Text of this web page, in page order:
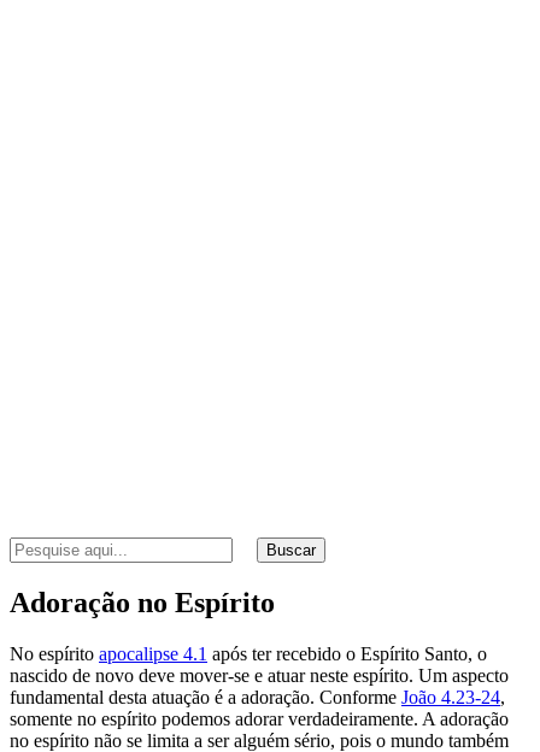
Buscar
Adoração no Espírito
No espírito apocalipse 4.1 após ter recebido o Espírito Santo, o
nascido de novo deve mover-se e atuar neste espírito. Um aspecto
fundamental desta atuação é a adoração. Conforme João 4.23-24,
somente no espírito podemos adorar verdadeiramente. A adoração
no espírito não se limita a ser alguém sério, pois o mundo também